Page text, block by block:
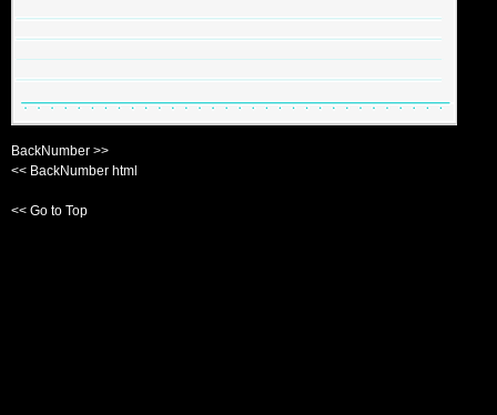
BackNumber >>
<< BackNumber html
<< Go to Top